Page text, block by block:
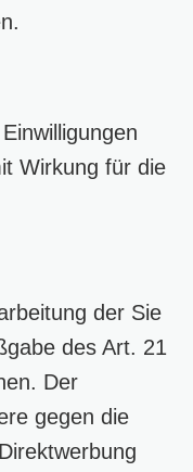
Wirkung für die
der Sie
des Art. 21
Der
gegen die